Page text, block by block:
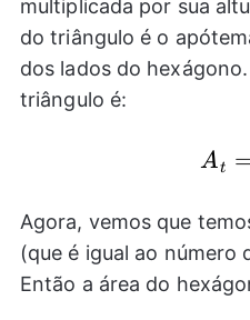
multiplicada por sua
do triângulo é o
dos lados do
triângulo é:
At
Agora, vemos que
(que é igual ao número
Então a área do